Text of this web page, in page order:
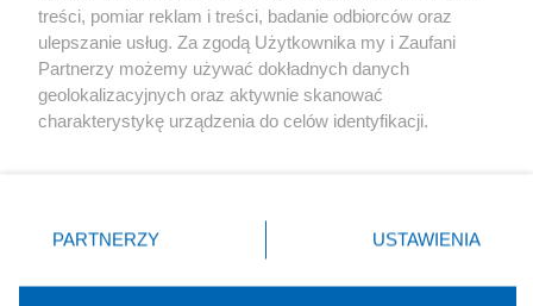
X Facebook Instagram Youtube
treści, pomiar reklam i treści, badanie odbiorców oraz
ulepszanie usług. Za zgodą Użytkownika my i Zaufani
Partnerzy możemy używać dokładnych danych
geolokalizacyjnych oraz aktywnie skanować
charakterystykę urządzenia do celów identyfikacji.
zmienić/wycofać klikając przycisk ustawień prywatności
znajdujący się w lewym dolnym rogu strony
rodzaje przetwarzania danych nie wymagają zgody
PARTNERZY USTAWIENIA